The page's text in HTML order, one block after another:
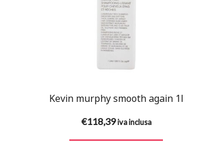
Kevin murphy smooth again 1l
€118,39 iva inclusa